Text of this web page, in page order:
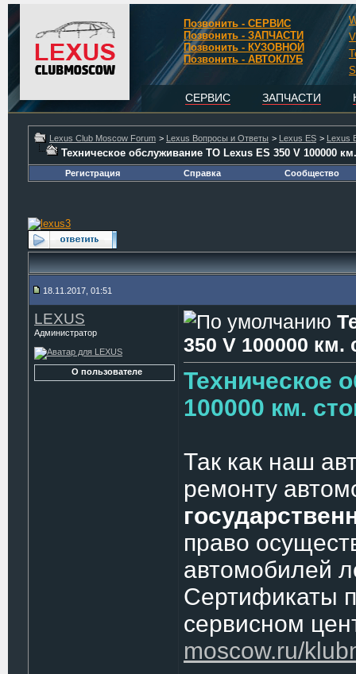
Позвонить - СЕРВИС
Позвонить - ЗАПЧАСТИ
Позвонить - КУЗОВНОЙ
Позвонить - АВТОКЛУБ
СЕРВИС ЗАПЧАСТИ
Lexus Club Moscow Forum > Lexus Вопросы и Ответы > Lexus ES > Lexus
Техническое обслуживание ТО Lexus ES 350 V 100000
Регистрация Справка Сообщество
18.11.2017, 01:51
LEXUS
Администратор
О пользователе
350 V 100000 км.
Техническое
100000 км.
Так как наш
ремонту
право
автомобилей
Сертификаты
сервисном
moscow.ru/